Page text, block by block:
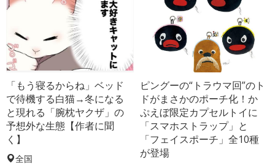
「もう寝るからね」ベッド
で待機する白猫→冬になる
と現れる「腕枕ヤクザ」の
予想外な生態【作者に聞
く】
全国
ピングーの“トラウマ回”のト
ドがまさかのポーチ化！か
ぷえぼ限定カプセルトイに
「スマホストラップ」と
「フェイスポーチ」全10種
が登場